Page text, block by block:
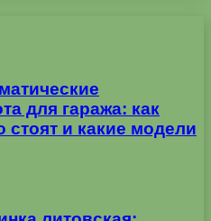
для гаража: как
стоят и какие модели